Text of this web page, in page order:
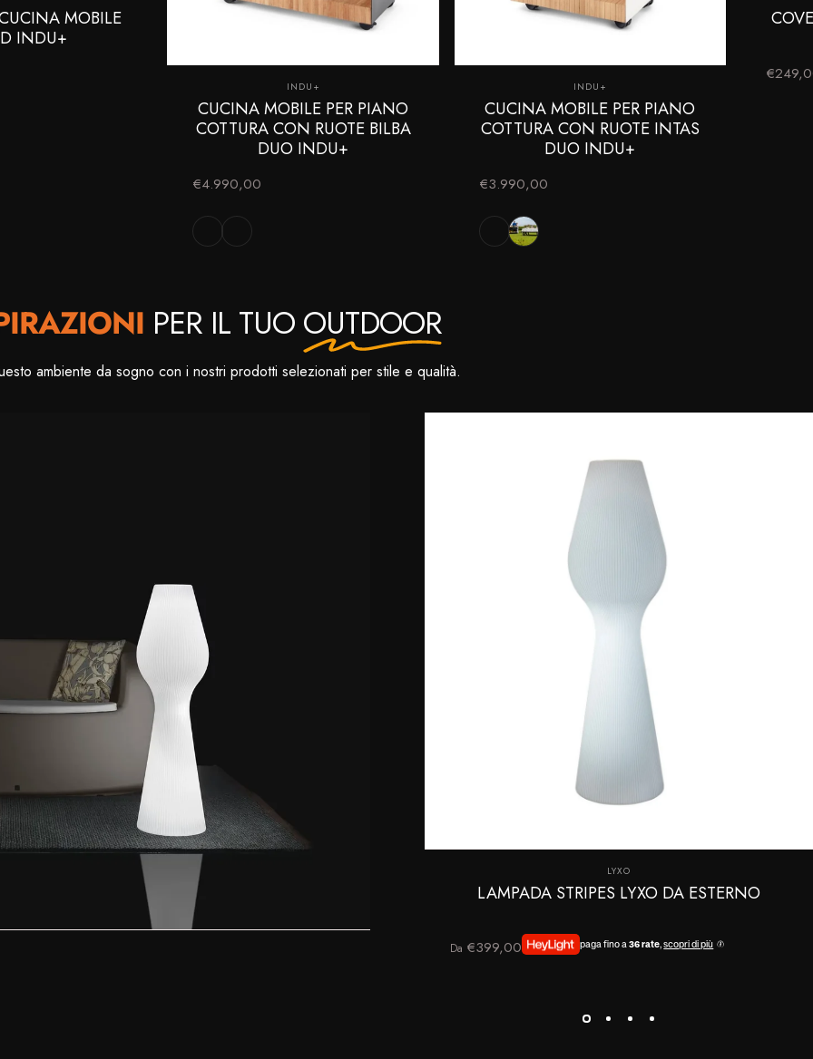
MOBILE
INDU+
Fornitore:
INDU+
CUCINA MOBILE PER PIANO
COTTURA CON RUOTE BILBA
DUO INDU+
€4.990,00
Nero Bianco
Fornitore:
INDU+
CUCINA MOBILE PER PIANO
COTTURA CON RUOTE INTAS
DUO INDU+
€3.990,00
BiancoNero
PER IL TUO OUTDOOR
ambiente da sogno con i nostri prodotti selezionati per stile e qualità.
Fornitore:
LYXO
LAMPADA STRIPES LYXO DA ESTERNO
Da €399,00 paga fino a36 rate,scopri di più